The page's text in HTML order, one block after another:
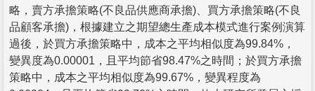
略，賣方承擔策略(不良品供應商承擔)、買方承擔策略(不良
品顧客承擔)，根據建立之期望總生產成本模式進行案例演算
過後，於買方承擔策略中，成本之平均相似度為99.84%，
變異度為0.00001，且平均節省98.47%之時間；於買方承擔
策略中，成本之平均相似度為99.67%，變異程度為